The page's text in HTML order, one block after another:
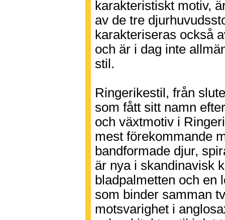
karakteristiskt motiv,
av de tre
karakteriseras också
och är i dag inte
stil.
Ringerikestil, från
som fått sitt namn
och växtmotiv i
mest förekommande
bandformade djur,
är nya i skandinavisk
bladpalmetten och en
som binder samman
motsvarighet i